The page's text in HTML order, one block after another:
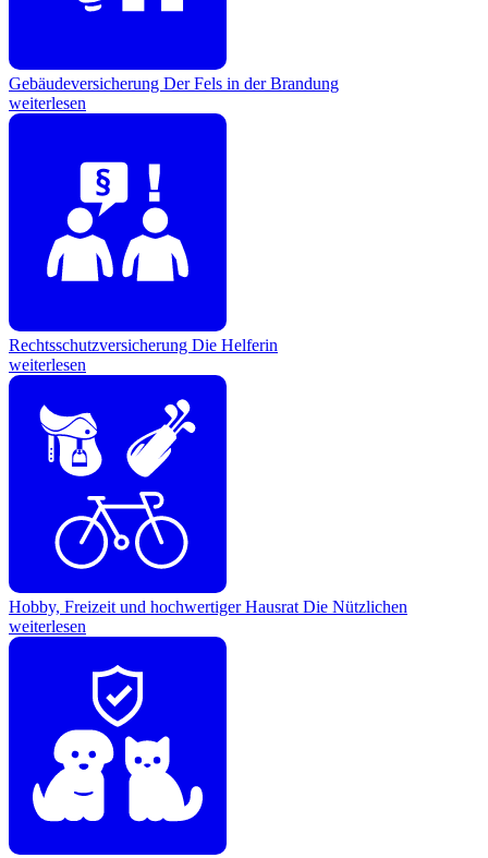
Gebäudeversicherung Der Fels in der Brandung
weiterlesen
Rechtsschutzversicherung Die Helferin
weiterlesen
Hobby, Freizeit und hochwertiger Hausrat Die Nützlichen
weiterlesen